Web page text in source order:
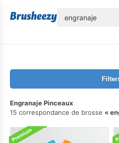
Engranaje Pinceaux
15 correspondance de brosse